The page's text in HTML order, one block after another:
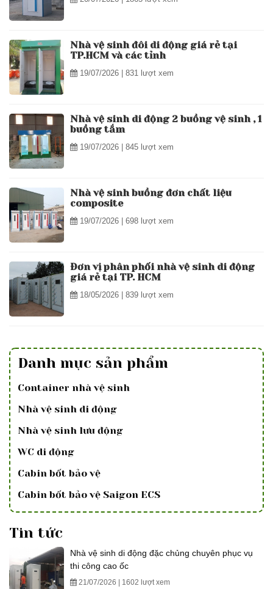
Nhà vệ sinh đôi di động giá rẻ tại
TP.HCM và các tỉnh
19/07/2026 | 831 lượt xem
Nhà vệ sinh di động 2 buồng vệ sinh , 1
buồng tắm
19/07/2026 | 845 lượt xem
Nhà vệ sinh buồng đơn chất liệu
composite
19/07/2026 | 698 lượt xem
Đơn vị phân phối nhà vệ sinh di động
giá rẻ tại TP. HCM
18/05/2026 | 839 lượt xem
Danh mục sản phẩm
Container nhà vệ sinh
Nhà vệ sinh di động
Nhà vệ sinh lưu động
WC di động
Cabin bốt bảo vệ
Cabin bốt bảo vệ Saigon ECS
Tin tức
Nhà vệ sinh di động đặc chủng chuyên phục vụ
thi công cao ốc
21/07/2026 | 1602 lượt xem